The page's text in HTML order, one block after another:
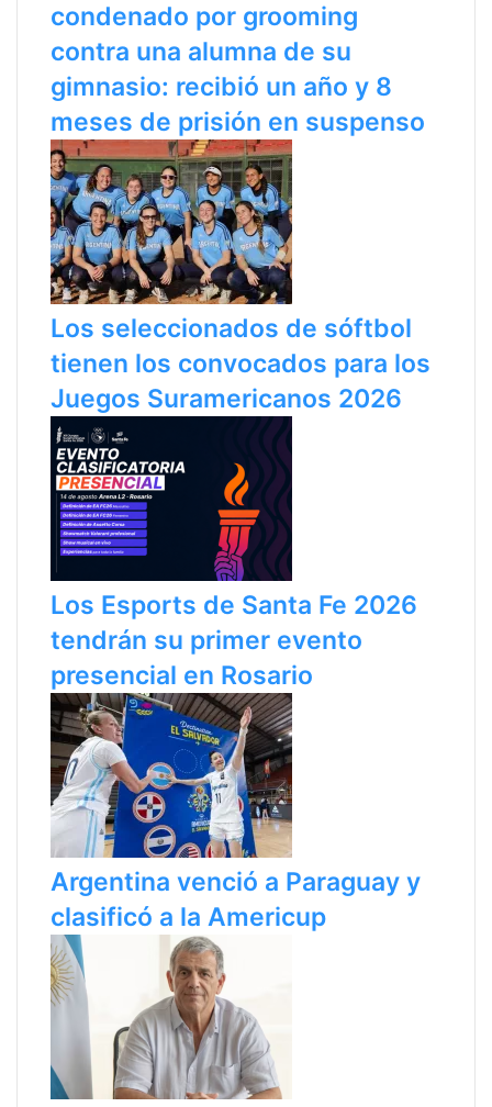
condenado por grooming
contra una alumna de su
gimnasio: recibió un año y 8
meses de prisión en suspenso
Los seleccionados de sóftbol
tienen los convocados para los
Juegos Suramericanos 2026
Los Esports de Santa Fe 2026
tendrán su primer evento
presencial en Rosario
Argentina venció a Paraguay y
clasificó a la Americup